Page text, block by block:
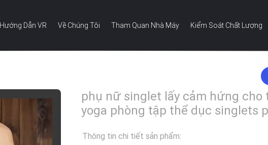
Hướng Dẫn VR Về Chúng Tôi Tham Quan Nhà Máy Kiểm Soát Chất Lượng
phụ nữ singlet lấy cảm hứng cho
yoga phòng tập thể dục singlets
Thông tin chi tiết sản phẩm: